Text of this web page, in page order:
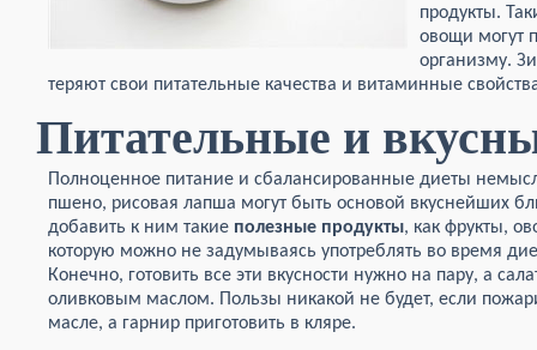
продукты.
овощи могут
организму.
теряют свои питательные качества и витаминные
Питательные и
Полноценное питание и сбалансированные диеты
пшено, рисовая лапша могут быть основой вкуснейших
добавить к ним такие полезные продукты, как фрукты,
которую можно не задумываясь употреблять во время
Конечно, готовить все эти вкусности нужно на пару, а
оливковым маслом. Пользы никакой не будет, если
масле, а гарнир приготовить в кляре.